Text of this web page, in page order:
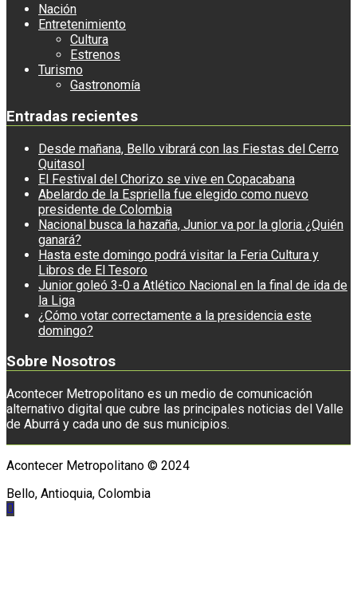
Nación
Entretenimiento
Cultura
Estrenos
Turismo
Gastronomía
Entradas recientes
Desde mañana, Bello vibrará con las Fiestas del Cerro
Quitasol
El Festival del Chorizo se vive en Copacabana
Abelardo de la Espriella fue elegido como nuevo
presidente de Colombia
Nacional busca la hazaña, Junior va por la gloria ¿Quién
ganará?
Hasta este domingo podrá visitar la Feria Cultura y
Libros de El Tesoro
Junior goleó 3-0 a Atlético Nacional en la final de ida de
la Liga
¿Cómo votar correctamente a la presidencia este
domingo?
Sobre Nosotros
Acontecer Metropolitano es un medio de comunicación
alternativo digital que cubre las principales noticias del Valle
de Aburrá y cada uno de sus municipios.
Acontecer Metropolitano © 2024
Bello, Antioquia, Colombia